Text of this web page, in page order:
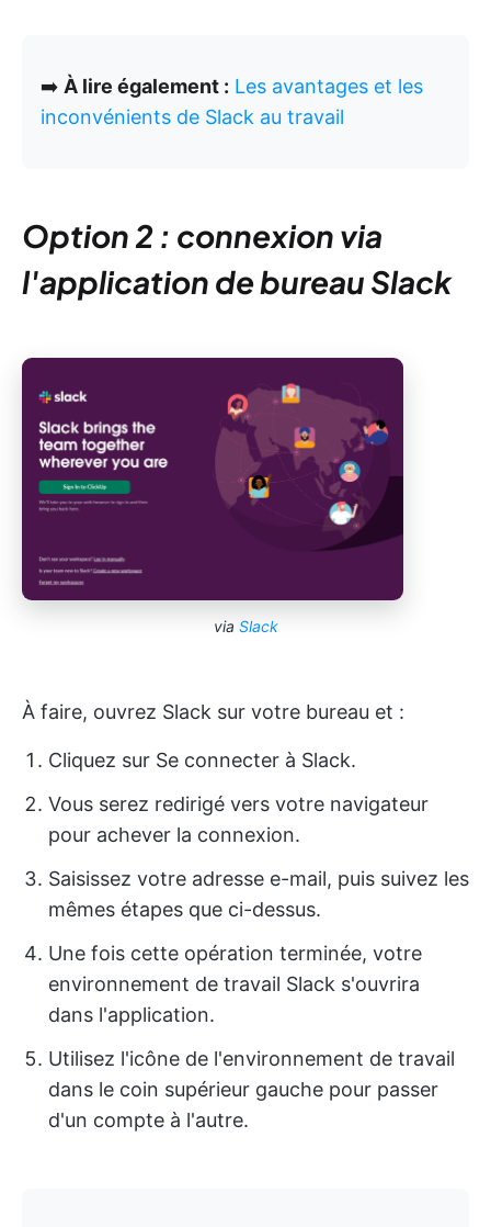
➡️ À lire également : Les avantages et les
inconvénients de Slack au travail
Option 2 : connexion via
l'application de bureau Slack
via Slack
À faire, ouvrez Slack sur votre bureau et :
Cliquez sur Se connecter à Slack.
Vous serez redirigé vers votre navigateur
pour achever la connexion.
Saisissez votre adresse e-mail, puis suivez les
mêmes étapes que ci-dessus.
Une fois cette opération terminée, votre
environnement de travail Slack s'ouvrira
dans l'application.
Utilisez l'icône de l'environnement de travail
dans le coin supérieur gauche pour passer
d'un compte à l'autre.